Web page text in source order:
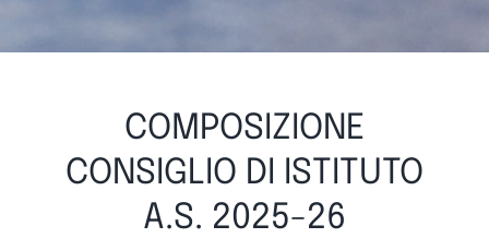
COMPOSIZIONE
CONSIGLIO DI ISTITUTO
A.S. 2025-26